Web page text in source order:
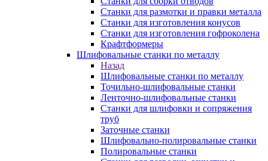
Станки для размотки и правки металла
Станки для изготовления конусов
Станки для изготовления гофроколена
Крафтформеры
Шлифовальные станки по металлу
Назад
Шлифовальные станки по металлу
Точильно-шлифовальные станки
Ленточно-шлифовальные станки
Станки для шлифовки и сопряжения
труб
Заточные станки
Шлифовально-полировальные станки
Полировальные станки